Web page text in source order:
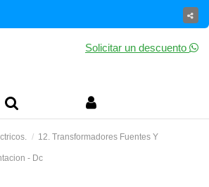
Solicitar un descuento
12. Transformadores Fuentes Y
- Dc